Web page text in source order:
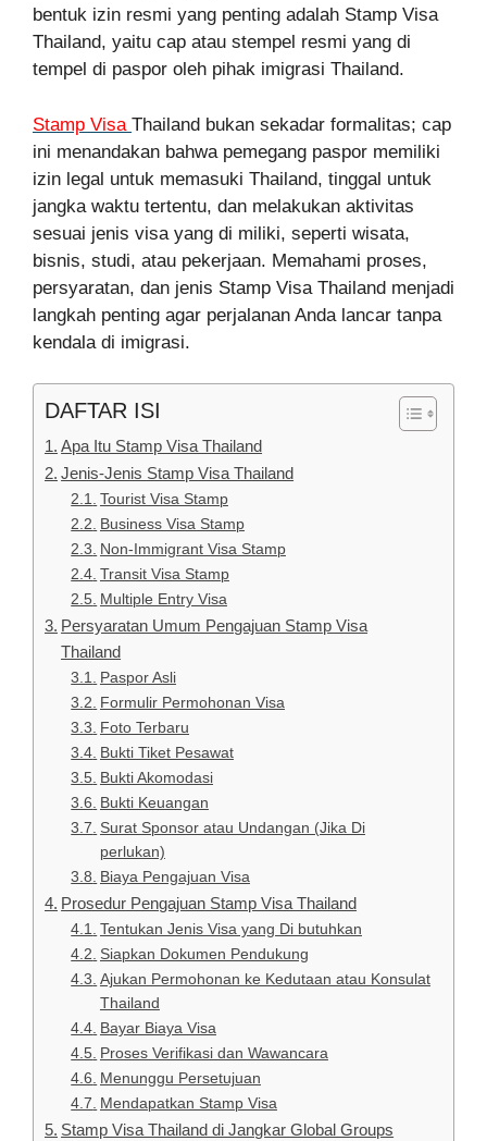
bentuk izin resmi yang penting adalah Stamp Visa
Thailand, yaitu cap atau stempel resmi yang di
tempel di paspor oleh pihak imigrasi Thailand.
Stamp Visa Thailand bukan sekadar formalitas; cap
ini menandakan bahwa pemegang paspor memiliki
izin legal untuk memasuki Thailand, tinggal untuk
jangka waktu tertentu, dan melakukan aktivitas
sesuai jenis visa yang di miliki, seperti wisata,
bisnis, studi, atau pekerjaan. Memahami proses,
persyaratan, dan jenis Stamp Visa Thailand menjadi
langkah penting agar perjalanan Anda lancar tanpa
kendala di imigrasi.
DAFTAR ISI
Apa Itu Stamp Visa Thailand
Jenis-Jenis Stamp Visa Thailand
Tourist Visa Stamp
Business Visa Stamp
Non-Immigrant Visa Stamp
Transit Visa Stamp
Multiple Entry Visa
Persyaratan Umum Pengajuan Stamp Visa
Thailand
Paspor Asli
Formulir Permohonan Visa
Foto Terbaru
Bukti Tiket Pesawat
Bukti Akomodasi
Bukti Keuangan
Surat Sponsor atau Undangan (Jika Di
perlukan)
Biaya Pengajuan Visa
Prosedur Pengajuan Stamp Visa Thailand
Tentukan Jenis Visa yang Di butuhkan
Siapkan Dokumen Pendukung
Ajukan Permohonan ke Kedutaan atau Konsulat
Thailand
Bayar Biaya Visa
Proses Verifikasi dan Wawancara
Menunggu Persetujuan
Mendapatkan Stamp Visa
Stamp Visa Thailand di Jangkar Global Groups